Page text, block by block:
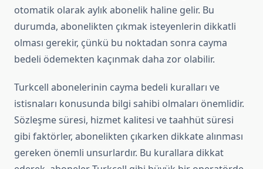
otomatik olarak aylık abonelik haline gelir. Bu
durumda, abonelikten çıkmak isteyenlerin dikkatli
olması gerekir, çünkü bu noktadan sonra cayma
bedeli ödemekten kaçınmak daha zor olabilir.
Turkcell abonelerinin cayma bedeli kuralları ve
istisnaları konusunda bilgi sahibi olmaları önemlidir.
Sözleşme süresi, hizmet kalitesi ve taahhüt süresi
gibi faktörler, abonelikten çıkarken dikkate alınması
gereken önemli unsurlardır. Bu kurallara dikkat